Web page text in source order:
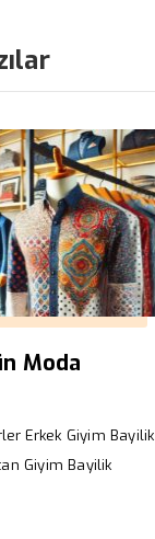
Moda
Erkek Giyim Bayilik
Giyim Bayilik